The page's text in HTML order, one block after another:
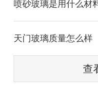
喷砂玻璃是用什么材
天门玻璃质量怎么样
查